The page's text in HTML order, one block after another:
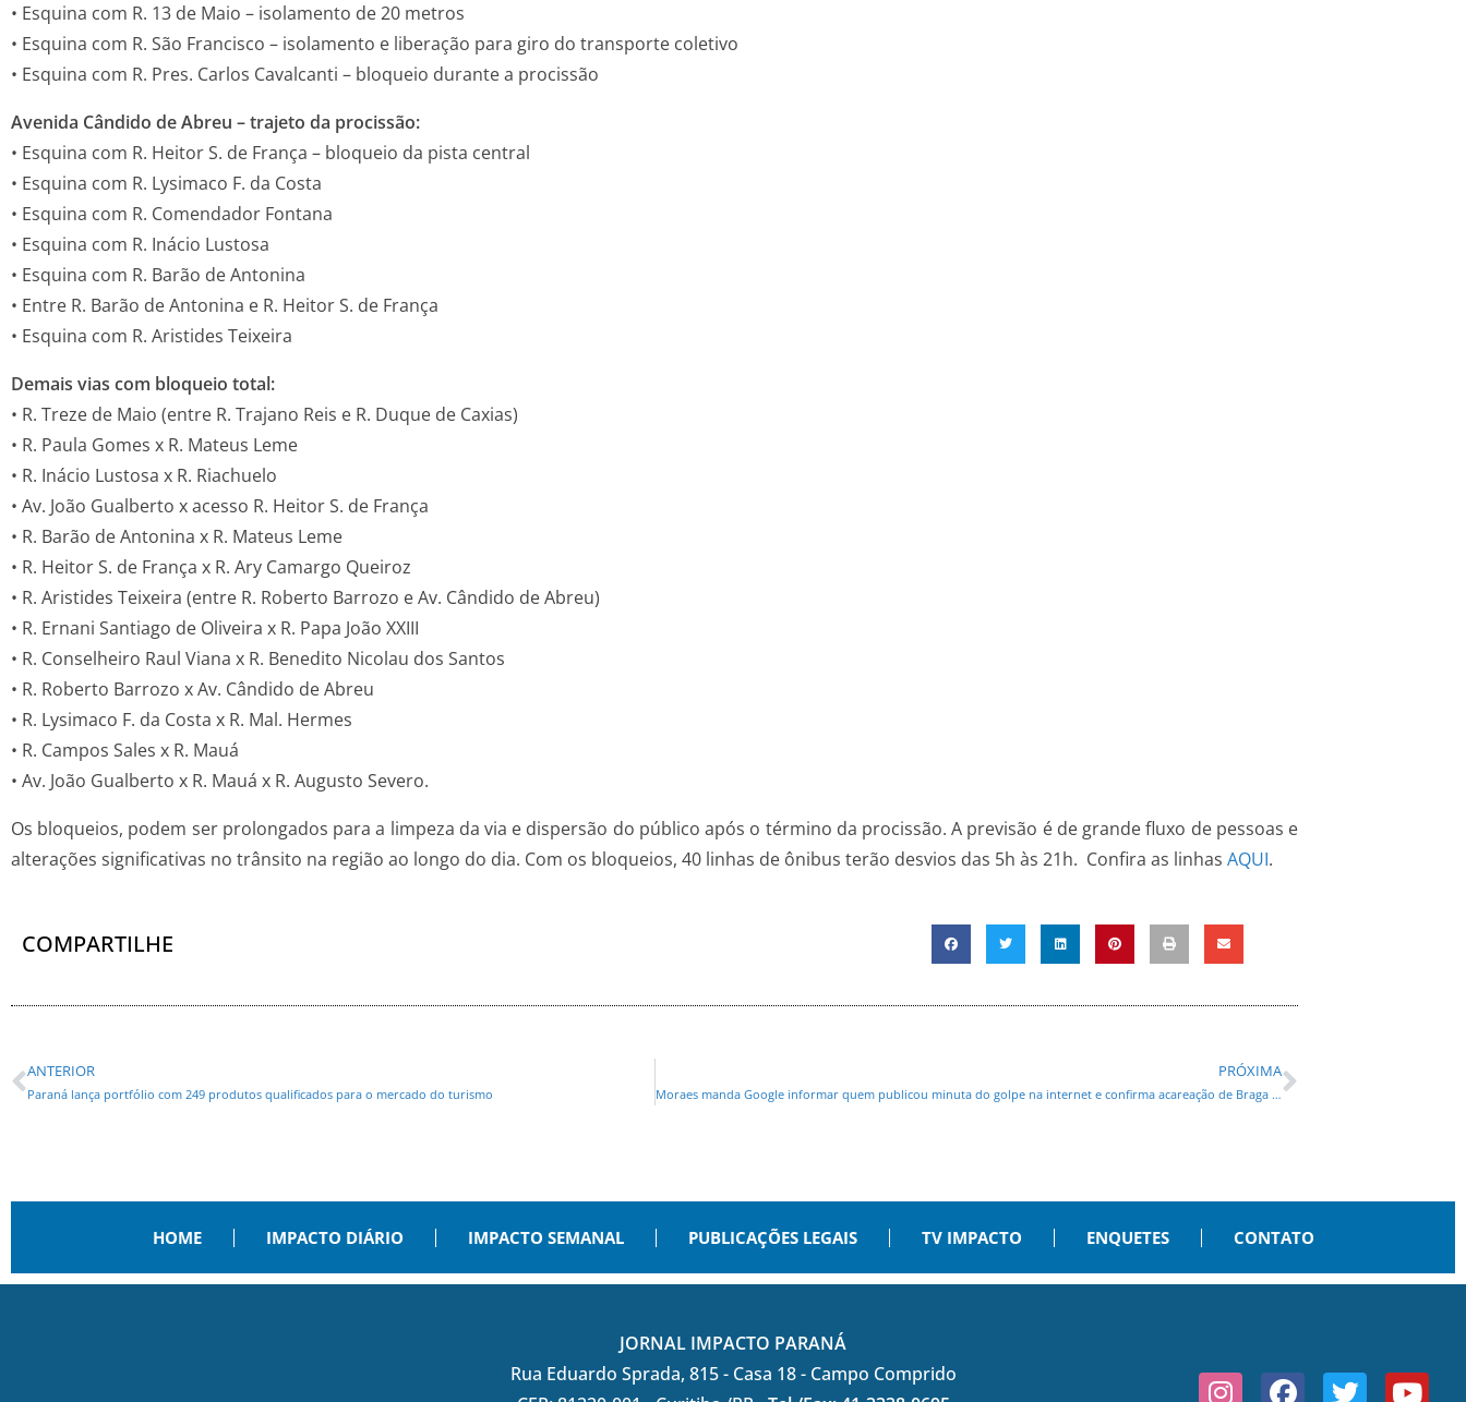
• Esquina com R. 13 de Maio – isolamento de 20 metros
• Esquina com R. São Francisco – isolamento e liberação para giro do transporte coletivo
• Esquina com R. Pres. Carlos Cavalcanti – bloqueio durante a procissão
Avenida Cândido de Abreu – trajeto da procissão:
• Esquina com R. Heitor S. de França – bloqueio da pista central
• Esquina com R. Lysimaco F. da Costa
• Esquina com R. Comendador Fontana
• Esquina com R. Inácio Lustosa
• Esquina com R. Barão de Antonina
• Entre R. Barão de Antonina e R. Heitor S. de França
• Esquina com R. Aristides Teixeira
Demais vias com bloqueio total:
• R. Treze de Maio (entre R. Trajano Reis e R. Duque de Caxias)
• R. Paula Gomes x R. Mateus Leme
• R. Inácio Lustosa x R. Riachuelo
• Av. João Gualberto x acesso R. Heitor S. de França
• R. Barão de Antonina x R. Mateus Leme
• R. Heitor S. de França x R. Ary Camargo Queiroz
• R. Aristides Teixeira (entre R. Roberto Barrozo e Av. Cândido de Abreu)
• R. Ernani Santiago de Oliveira x R. Papa João XXIII
• R. Conselheiro Raul Viana x R. Benedito Nicolau dos Santos
• R. Roberto Barrozo x Av. Cândido de Abreu
• R. Lysimaco F. da Costa x R. Mal. Hermes
• R. Campos Sales x R. Mauá
• Av. João Gualberto x R. Mauá x R. Augusto Severo.
Os bloqueios, podem ser prolongados para a limpeza da via e dispersão do público após o término da procissão. A previsão é de grande fluxo de pessoas e
alterações significativas no trânsito na região ao longo do dia. Com os bloqueios, 40 linhas de ônibus terão desvios das 5h às 21h. Confira as linhas AQUI⁠⁠⁠⁠⁠⁠⁠.
COMPARTILHE
ANTERIOR
Paraná lança portfólio com 249 produtos qualificados para o mercado do turismo
PRÓXIMA
Moraes manda Google informar quem publicou minuta do golpe na internet e confirma acareação de Braga e Mauro Cid
HOME IMPACTO DIÁRIO IMPACTO SEMANAL PUBLICAÇÕES LEGAIS TV IMPACTO ENQUETES CONTATO
JORNAL IMPACTO PARANÁ
Rua Eduardo Sprada, 815 - Casa 18 - Campo Comprido